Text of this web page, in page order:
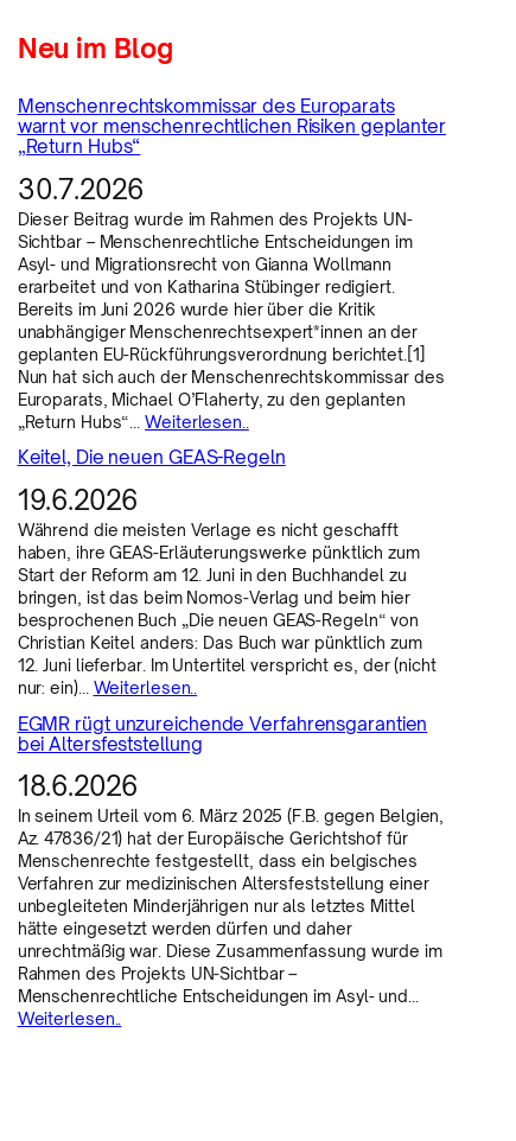
Neu im Blog
Menschenrechtskommissar des Europarats
warnt vor menschenrechtlichen Risiken geplanter
„Return Hubs“
30.7.2026
Dieser Beitrag wurde im Rahmen des Projekts UN-
Sichtbar – Menschenrechtliche Entscheidungen im
Asyl- und Migrationsrecht von Gianna Wollmann
erarbeitet und von Katharina Stübinger redigiert.
Bereits im Juni 2026 wurde hier über die Kritik
unabhängiger Menschenrechtsexpert*innen an der
geplanten EU-Rückführungsverordnung berichtet.[1]
Nun hat sich auch der Menschenrechtskommissar des
Europarats, Michael O’Flaherty, zu den geplanten
„Return Hubs“…Weiterlesen..
Keitel, Die neuen GEAS-Regeln
19.6.2026
Während die meisten Verlage es nicht geschafft
haben, ihre GEAS-Erläuterungswerke pünktlich zum
Start der Reform am 12. Juni in den Buchhandel zu
bringen, ist das beim Nomos-Verlag und beim hier
besprochenen Buch „Die neuen GEAS-Regeln“ von
Christian Keitel anders: Das Buch war pünktlich zum
12. Juni lieferbar. Im Untertitel verspricht es, der (nicht
nur: ein)… Weiterlesen..
EGMR rügt unzureichende Verfahrensgarantien
bei Altersfeststellung
18.6.2026
In seinem Urteil vom 6. März 2025 (F.B. gegen Belgien,
Az. 47836/21) hat der Europäische Gerichtshof für
Menschenrechte festgestellt, dass ein belgisches
Verfahren zur medizinischen Altersfeststellung einer
unbegleiteten Minderjährigen nur als letztes Mittel
hätte eingesetzt werden dürfen und daher
unrechtmäßig war. Diese Zusammenfassung wurde im
Rahmen des Projekts UN-Sichtbar –
Menschenrechtliche Entscheidungen im Asyl- und…
Weiterlesen..